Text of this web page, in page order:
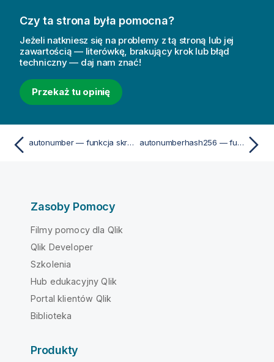
Czy ta strona była pomocna?
Jeżeli natkniesz się na problemy z tą stroną lub jej
zawartością — literówkę, brakujący krok lub błąd
techniczny — daj nam znać!
Przekaż tu opinię
autonumber — funkcja skryptu autonumberhash256 — funkcja skryptu
Zasoby Pomocy
Filmy pomocy dla Qlik
Qlik Developer
Szkolenia
Hub edukacyjny Qlik
Portal klientów Qlik
Biblioteka
Produkty